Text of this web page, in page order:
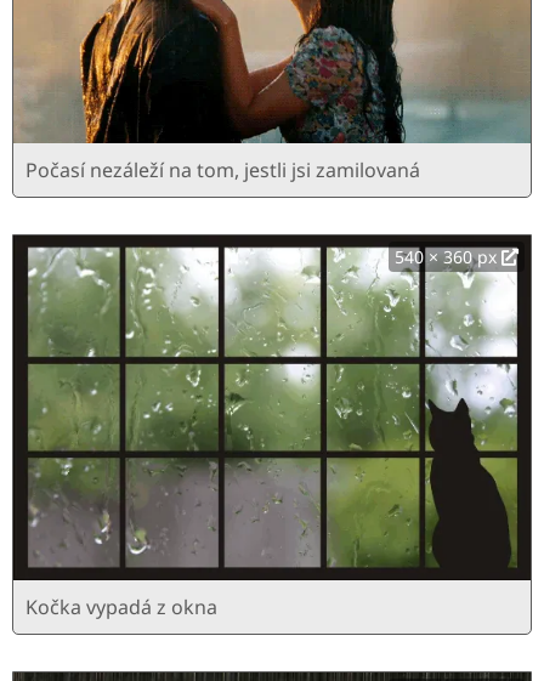
Počasí nezáleží na tom, jestli jsi zamilovaná
540 × 360 px
Kočka vypadá z okna